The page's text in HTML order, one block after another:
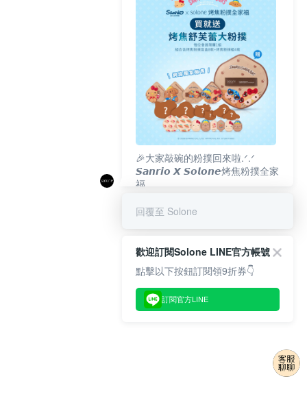
🎉大家敲碗的粉撲回來啦.ᐟ‪‪.ᐟ
𝙎𝙖𝙣𝙧𝙞𝙤 𝙓 𝙎𝙤𝙡𝙤𝙣𝙚烤焦粉撲全家
福
回覆至 Solone
歡迎訂閱Solone LINE官方帳號
點擊以下按鈕訂閱領9折券👇
訂閱官方LINE